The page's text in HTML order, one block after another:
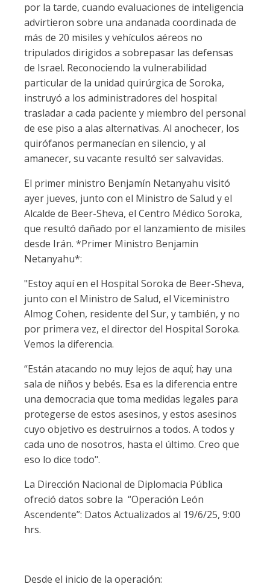
por la tarde, cuando evaluaciones de inteligencia
advirtieron sobre una andanada coordinada de
más de 20 misiles y vehículos aéreos no
tripulados dirigidos a sobrepasar las defensas
de Israel. Reconociendo la vulnerabilidad
particular de la unidad quirúrgica de Soroka,
instruyó a los administradores del hospital
trasladar a cada paciente y miembro del personal
de ese piso a alas alternativas. Al anochecer, los
quirófanos permanecían en silencio, y al
amanecer, su vacante resultó ser salvavidas.
El primer ministro Benjamín Netanyahu visitó
ayer jueves, junto con el Ministro de Salud y el
Alcalde de Beer-Sheva, el Centro Médico Soroka,
que resultó dañado por el lanzamiento de misiles
desde Irán. *Primer Ministro Benjamin
Netanyahu*:
"Estoy aquí en el Hospital Soroka de Beer-Sheva,
junto con el Ministro de Salud, el Viceministro
Almog Cohen, residente del Sur, y también, y no
por primera vez, el director del Hospital Soroka.
Vemos la diferencia.
“Están atacando no muy lejos de aquí; hay una
sala de niños y bebés. Esa es la diferencia entre
una democracia que toma medidas legales para
protegerse de estos asesinos, y estos asesinos
cuyo objetivo es destruirnos a todos. A todos y
cada uno de nosotros, hasta el último. Creo que
eso lo dice todo".
La Dirección Nacional de Diplomacia Pública
ofreció datos sobre la “Operación León
Ascendente”: Datos Actualizados al 19/6/25, 9:00
hrs.
Desde el inicio de la operación: